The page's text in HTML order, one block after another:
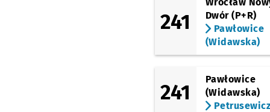
241
Dwór (P+R)
Pawłowice
(Widawska)
241
Pawłowice
(Widawska)